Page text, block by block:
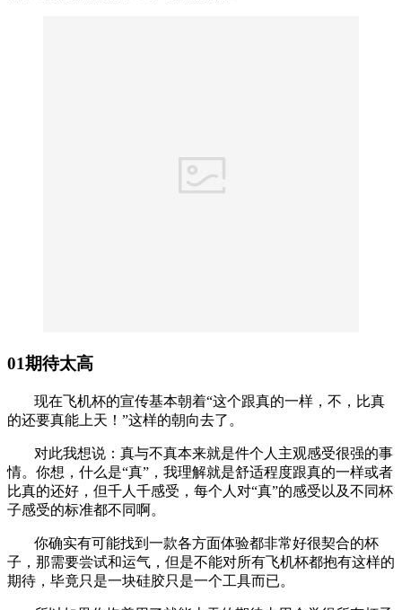
01期待太高
现在飞机杯的宣传基本朝着“这个跟真的一样，不，比真
的还要真能上天！”这样的朝向去了。
对此我想说：真与不真本来就是件个人主观感受很强的事
情。你想，什么是“真”，我理解就是舒适程度跟真的一样或者
比真的还好，但千人千感受，每个人对“真”的感受以及不同杯
子感受的标准都不同啊。
你确实有可能找到一款各方面体验都非常好很契合的杯
子，那需要尝试和运气，但是不能对所有飞机杯都抱有这样的
期待，毕竟只是一块硅胶只是一个工具而已。